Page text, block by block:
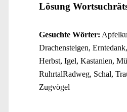
Lösung
Gesuchte Wörter:
Drachensteigen,
Herbst, Igel, Kastanien,
RuhrtalRadweg, Schal,
Zugvögel